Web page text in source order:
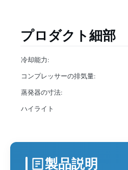
プロダクト細部
冷却能力:
コンプレッサーの排気量:
蒸発器の寸法:
ハイライト
製品説明